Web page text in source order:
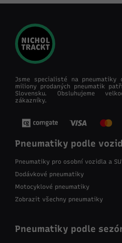
Jsme specialisté na
miliony prodaných pneumatik
Slovensku. Obsluhujeme
zákazníky.
Pneumatiky podle
Pneumatiky pro osobní vozidla a
Dodávkové pneumatiky
Motocyklové pneumatiky
Zobrazit všechny pneumatiky
Pneumatiky podle